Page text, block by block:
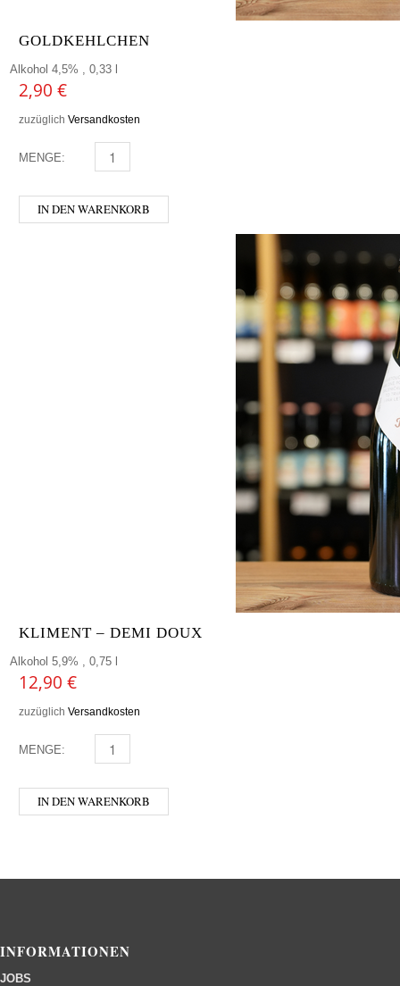
GOLDKEHLCHEN
Alkohol 4,5% , 0,33 l
2,90 €
zuzüglich Versandkosten
MENGE: GOLDKEHLCHEN MENGE
IN DEN WARENKORB
KLIMENT – DEMI DOUX
Alkohol 5,9% , 0,75 l
12,90 €
zuzüglich Versandkosten
MENGE: KLIMENT - DEMI DOUX MENGE
IN DEN WARENKORB
INFORMATIONEN
JOBS